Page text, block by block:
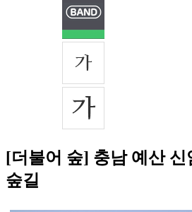
[더불어 숲] 충남 예산
숲길